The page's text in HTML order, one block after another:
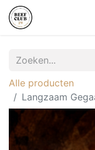
Alle producten
Langzaam